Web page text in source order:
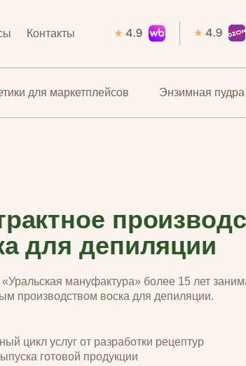
Контакты
Энзимная пудра
для маркетплейсов
Контакты
Энзимная пудра
для маркетплейсов
цикл услуг от разработки рецептур
готовой продукции
мануфактура» более 15 лет
производством воска для депиляции.
для депиляции